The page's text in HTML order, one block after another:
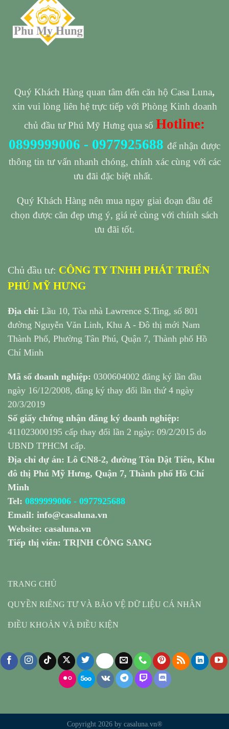
Quý Khách Hàng quan tâm đến căn hộ Casa Luna,
xin vui lòng liên hệ trực tiếp với Phòng Kinh doanh
chủ đầu tư Phú Mỹ Hưng qua số Hotline:
0899999006 - 0977925688 để nhận được
thông tin tư vấn nhanh chóng, chính xác cùng với các
ưu đãi đặc biệt nhất.
Quý Khách Hàng nên mua ngay giai đoạn đầu để
chọn được căn đẹp ưng ý, giá rẻ cùng với chính sách
ưu đãi tốt.
Chủ đầu tư: CÔNG TY TNHH PHÁT TRIỂN
PHÚ MỸ HƯNG
Địa chỉ: Lầu 10, Tòa nhà Lawrence S.Ting, số 801
đường Nguyễn Văn Linh, Khu A - Đô thị mới Nam
Thành Phố, Phường Tân Phú, Quận 7, Thành phố Hồ
Chí Minh
Mã số doanh nghiệp: 0300604002 đăng ký lần đầu
ngày 16/12/2008, đăng ký thay đổi lần thứ 4 ngày
20/3/2019
Số giấy chứng nhận đăng ký doanh nghiệp:
411023000195 cấp thay đổi lần 2 ngày: 09/2/2015 do
UBND TPHCM cấp.
Địa chỉ dự án: Lô CN8-2, đường Tôn Dật Tiên, Khu
đô thị Phú Mỹ Hưng, Quận 7, Thành phố Hồ Chí
Minh
Tel: 0899999006 - 0977925688
Email: info@casaluna.vn
Website: casaluna.vn
Tiếp thị viên: TRỊNH CÔNG SANG
TRANG CHỦ
QUYỀN RIÊNG TƯ VÀ BẢO VỆ DỮ LIỆU CÁ NHÂN
ĐIỀU KHOẢN VÀ ĐIỀU KIỆN
Copyright 2026 by casaluna.vn®